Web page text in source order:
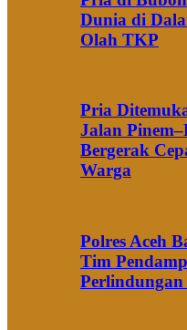
Dunia di
Olah TKP
Pria
Jalan
Bergerak
Warga
Polres Aceh
Tim